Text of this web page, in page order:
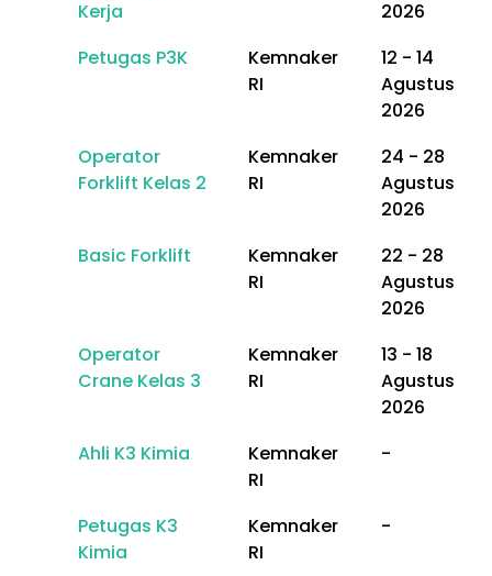
Kerja
2026
Petugas P3K
Kemnaker
RI
12 - 14
Agustus
2026
Operator
Forklift Kelas 2
Kemnaker
RI
24 - 28
Agustus
2026
Basic Forklift
Kemnaker
RI
22 - 28
Agustus
2026
Operator
Crane Kelas 3
Kemnaker
RI
13 - 18
Agustus
2026
Ahli K3 Kimia
Kemnaker
RI
-
Petugas K3
Kimia
Kemnaker
RI
-